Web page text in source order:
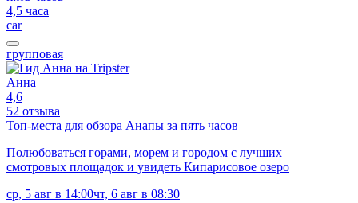
4,5 часа
car
групповая
Анна
4,6
52 отзыва
Топ-места для обзора Анапы за пять часов
Полюбоваться горами, морем и городом с лучших
смотровых площадок и увидеть Кипарисовое озеро
ср, 5 авг в 14:00чт, 6 авг в 08:30